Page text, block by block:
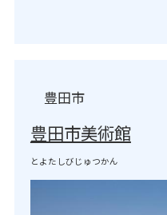
豊田市
豊田市美術館
とよたしびじゅつかん